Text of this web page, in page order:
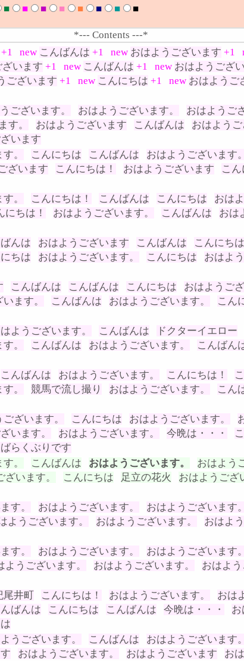
■ ■ ■ ■ ■ ■ ■ ■
*--- Contents ---*
+1 new こんばんは +1 new おはようございます +1
います +1 new こんばんは +1 new おはようござい
ございます +1 new こんにちは +1 new おはようご
ございます。 おはようございます。 おはようご
す。 おはようございます こんばんは おはよう
います
。 こんにちは こんばんは おはようございます。
ざいます こんにちは！ おはようございます こん
。 こんにちは！ こんばんは こんにちは おは
にちは！ おはようございます。 こんばんは おは
んは おはようございます こんばんは こんにち
ちは おはようございます。 こんにちは おはよ
こんばんは こんばんは こんにちは おはようご
ます。 こんばんは おはようございます。 こん
ようございます。 こんばんは ドクターイエロー
。 こんばんは おはようございます。 こんばん
こんばんは おはようございます。 こんにちは！
。 競馬で流し撮り おはようございます。 こん
ざいます。 こんにちは おはようございます。
います。 おはようございます。 今晩は・・・
ばらくぶりです
。 こんばんは おはようございます。 おはよう
います。 こんにちは 足立の花火 おはようござ
す。 おはようございます。 おはようございます。
ようございます。 おはようございます。 おはよ
す。 おはようございます。 おはようございます。
ようございます。 おはようございます。 おはよう
尾井町 こんにちは！ おはようございます。 おは
ばんは こんにちは こんばんは 今晩は・・・ お
うございます。 こんばんは おはようございます。
おはようございます。 おはようございます お